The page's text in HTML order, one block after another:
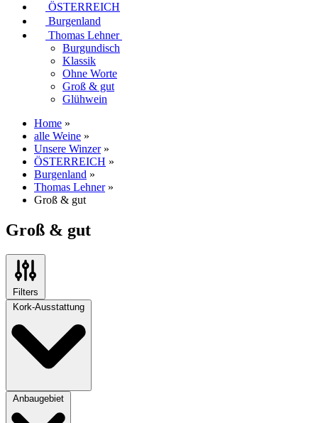
ÖSTERREICH
Burgenland
Thomas Lehner
Burgundisch
Klassik
Ohne Worte
Groß & gut
Glühwein
Home »
alle Weine »
Unsere Winzer »
ÖSTERREICH »
Burgenland »
Thomas Lehner »
Groß & gut
Groß & gut
Filters
Kork-Ausstattung
Anbaugebiet